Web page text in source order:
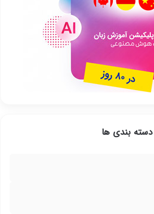
دسته بندی ها